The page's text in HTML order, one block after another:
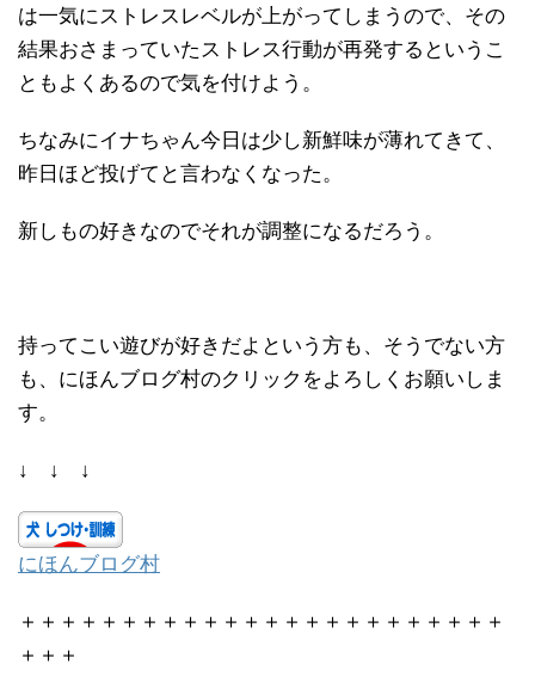
は一気にストレスレベルが上がってしまうので、その
結果おさまっていたストレス行動が再発するというこ
ともよくあるので気を付けよう。
ちなみにイナちゃん今日は少し新鮮味が薄れてきて、
昨日ほど投げてと言わなくなった。
新しもの好きなのでそれが調整になるだろう。
持ってこい遊びが好きだよという方も、そうでない方
も、にほんブログ村のクリックをよろしくお願いしま
す。
↓ ↓ ↓
にほんブログ村
＋＋＋＋＋＋＋＋＋＋＋＋＋＋＋＋＋＋＋＋＋＋＋＋
＋＋＋